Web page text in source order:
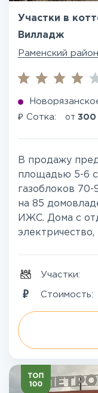
Участки в
Вилладж
Раменский район
₽ Сотка: от 300
В продажу
площадью 5-6
газоблоков
на 85
ИЖС. Дома с
электричество,
Участки:
Стоимость: